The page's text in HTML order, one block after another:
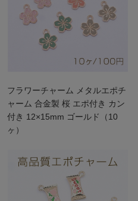
フラワーチャーム メタルエポチ
ャーム 合金製 桜 エポ付き カン
付き 12×15mm ゴールド（10
ヶ）